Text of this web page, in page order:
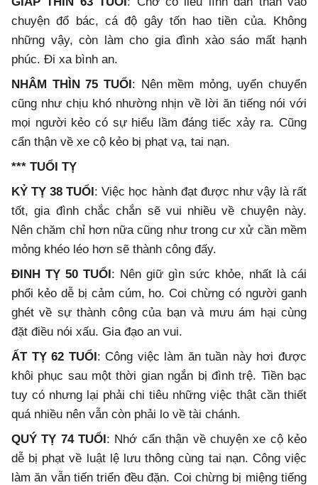
chuyện đổ bác, cá độ gây tốn hao tiền của. Không
những vậy, còn làm cho gia đình xào sáo mất hạnh
phúc. Đi xa bình an.
NHÂM THÌN 75 TUỔI: Nên mềm mỏng, uyển chuyển
cũng như chịu khó nhường nhịn về lời ăn tiếng nói với
mọi người kẻo có sự hiểu lầm đáng tiếc xảy ra. Cũng
cẩn thận về xe cộ kẻo bị phạt vạ, tai nạn.
*** TUỔI TỴ
KỶ TỴ 38 TUỔI: Việc học hành đạt được như vậy là rất
tốt, gia đình chắc chắn sẽ vui nhiều về chuyện này.
Nên chăm chỉ hơn nữa cũng như trong cư xử cần mềm
mỏng khéo léo hơn sẽ thành công đấy.
ĐINH TỴ 50 TUỔI: Nên giữ gìn sức khỏe, nhất là cái
phổi kẻo dễ bị cảm cúm, ho. Coi chừng có người ganh
ghét về sự thành công của bạn và mưu ám hại cùng
đặt điều nói xấu. Gia đạo an vui.
ẤT TỴ 62 TUỔI: Công việc làm ăn tuần này hơi được
khôi phục sau một thời gian ngắn bị đình trệ. Tiền bạc
tuy có nhưng lại phải chi tiêu những việc thật cần thiết
quá nhiều nên vẫn còn phải lo về tài chánh.
QUÝ TỴ 74 TUỔI: Nhớ cẩn thận về chuyện xe cộ kẻo
dễ bị phạt về luật lệ lưu thông cùng tai nạn. Công việc
làm ăn vẫn tiến triển đều đặn. Coi chừng bị miệng tiếng